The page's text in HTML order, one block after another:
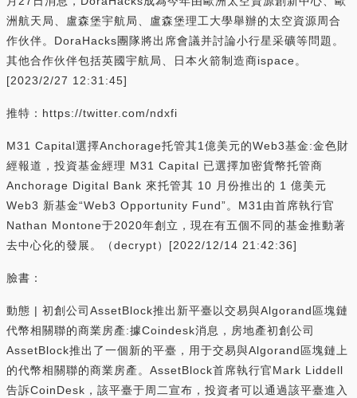
洲航天局、盧森堡宇航局、盧森堡理工大學舉辦的太空資源周合
作伙伴。DoraHacks團隊將出席會議并討論小行星采礦等問題。
其他合作伙伴包括英國宇航局、日本火箭制造商ispace。
[2023/2/27 12:31:45]
推特：https://twitter.com/ndxfi
M31 Capital選擇Anchorage托管其1億美元的Web3基金:金色財
經報道，投資基金經理 M31 Capital 已選擇加密貨幣托管商
Anchorage Digital Bank 來托管其 10 月份推出的 1 億美元
Web3 新基金“Web3 Opportunity Fund”。M31由首席執行官
Nathan Montone于2020年創立，現在有五個不同的基金推動著
去中心化的發展。（decrypt）[2022/12/14 21:42:36]
臉書：
動態 | 初創公司AssetBlock推出新平臺以交易與Algorand區塊鏈
代幣相關聯的商業房產:據Coindesk消息，房地產初創公司
AssetBlock推出了一個新的平臺，用于交易與Algorand區塊鏈上
的代幣相關聯的商業房產。AssetBlock首席執行官Mark Liddell
告訴CoinDesk，該平臺于周二宣布，投資者可以通過該平臺進入